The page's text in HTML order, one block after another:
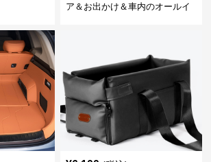
ア＆お出かけ＆車内のオールイ